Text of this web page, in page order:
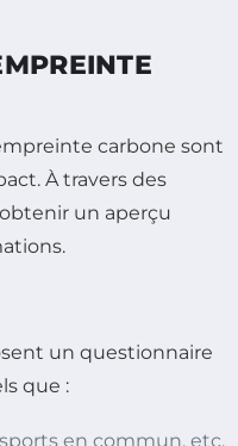
carbone sont
À travers des
un aperçu
un questionnaire
que :
en commun, etc.